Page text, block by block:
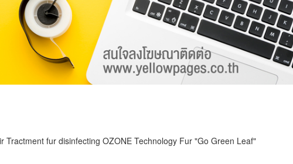
Tractment fur disinfecting OZONE Technology Fur "Go Green Leaf"